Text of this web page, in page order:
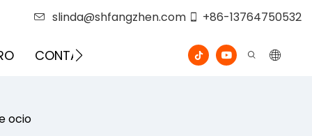
slinda@shfangzhen.com +86-13764750532
CONTÁCTENOS
ocio